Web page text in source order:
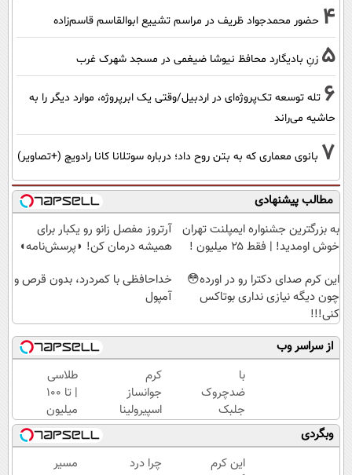
4 حضور محمدجواد ظریف در مراسم تشییع ابوالقاسم قاسم‌زاده
5 زنِ بادیگارد محافظ نیوشا ضیغمی در مسجد شهرک غرب
6 تله توسعه تک‌پروژه‌ای در اردبیل/وقتی یک ابرپروژه، موارد دیگر را به
حاشیه می‌راند
7 بانوی معماری که به بتن روح داد؛ درباره سوتلانا کانا رادویچ (+تصاویر)
مطالب پیشنهادی
به بزرگترین جشنواره ایمپلنت تهران
خوش اومدید! | فقط ۲۵ میلیون !
آرتروز مفصل زانو رو یکبار برای
همیشه درمان کن! ◗پرسش‌نامه◖
این کرم صدای دکترا رو در اورده😳
چون دیگه نیازی نداری بوتاکس
کنی!!!
خداحافظی با کمردرد، بدون قرص و
آمپول
از سراسر وب
با
ضدچروک
جلبک
اسپیرولینا
جوان شو!
خرید با
کرم
جوانساز
اسپیرولینا
طلاسی
| تا 100
میلیون
وام
آنی
خرید
وبگردی
این کرم
چرا درد
مسیر